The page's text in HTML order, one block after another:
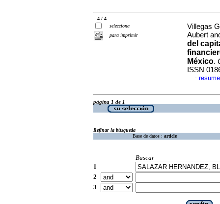
4 / 4
selecciona
para imprimir
Villegas
Aubert
del
México.
ISSN
·
página 1 de 1
Refinar la búsqueda
Base de datos : article
Buscar
1
2
3